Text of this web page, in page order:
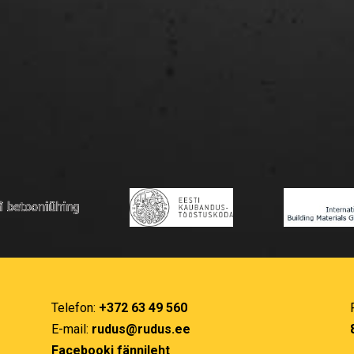
Telefon: +372 63 49 560
E-mail: rudus@rudus.ee
Facebooki fännileht